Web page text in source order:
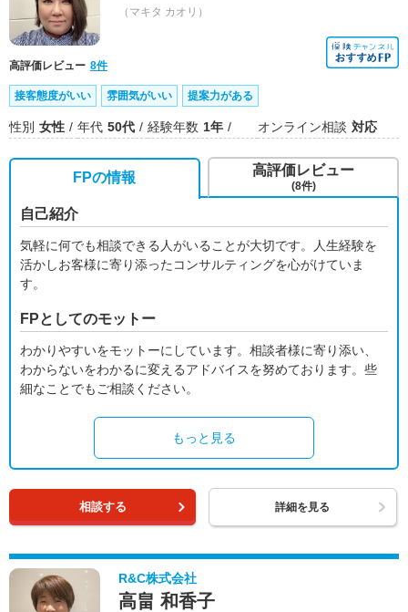
（マキタ カオリ）
高評価レビュー 8件
接客態度がいい 雰囲気がいい 提案力がある
性別 女性 年代 50代 経験年数 1年 オンライン相談 対応
FPの情報
自己紹介
気軽に何でも相談できる人がいることが大切です。人生経験を
活かしお客様に寄り添ったコンサルティングを心がけていま
す。
FPとしてのモットー
わかりやすいをモットーにしています。相談者様に寄り添い、
わからないをわかるに変えるアドバイスを努めております。些
細なことでもご相談ください。
もっと見る
高評価レビュー
(8件)
相談する 詳細を見る
R&C株式会社
高畠 和香子